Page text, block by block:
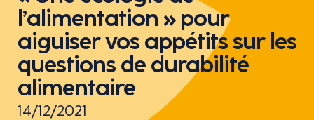
l’alimentation » pour
aiguiser vos appétits sur les
questions de durabilité
alimentaire
14/12/2021